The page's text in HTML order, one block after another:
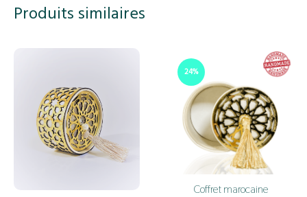
Produits similaires
24%
Coffret marocaine